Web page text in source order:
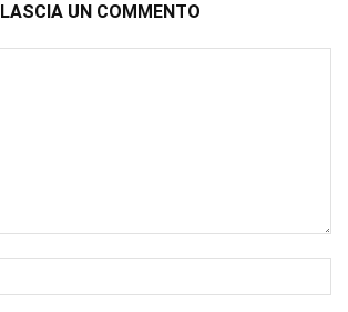
LASCIA UN COMMENTO